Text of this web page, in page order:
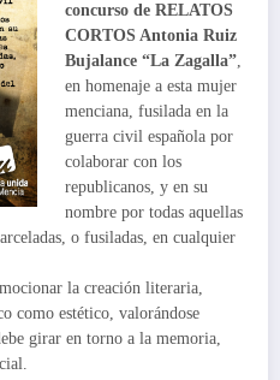
concurso de RELATOS
CORTOS Antonia Ruiz
Bujalance “La Zagalla”,
en homenaje a esta mujer
menciana, fusilada en la
guerra civil española por
colaborar con los
republicanos, y en su
nombre por todas aquellas
o fusiladas, en cualquier
la creación literaria,
como estético, valorándose
girar en torno a la memoria,